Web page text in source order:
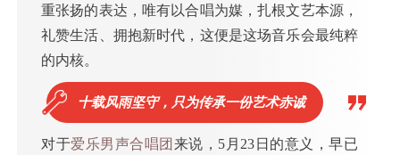
重张扬的表达，唯有以合唱为媒，扎根文艺本源，
礼赞生活、拥抱新时代，这便是这场音乐会最纯粹
的内核。
十载风雨坚守，只为传承一份艺术赤诚
对于爱乐男声合唱团 来说，5月23日的意义，早已